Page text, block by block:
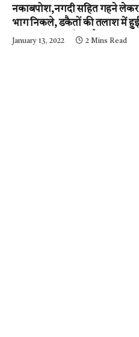
नकाबपोश,नगदी सहित गहने लेकर
भाग निकले, डकैतों की तलाश में
नाकाबंदी…..आईजी और
January 13, 2022 2 Mins Read